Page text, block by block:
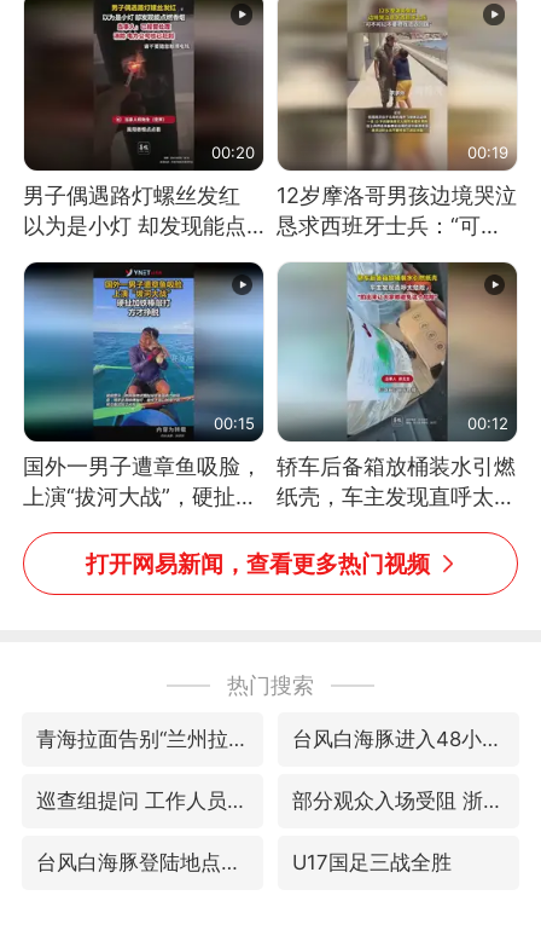
消息）
00:20
男子偶遇路灯螺丝发红
以为是小灯 却发现能点
燃香烟 当事人：已报警
处理
00:19
12岁摩洛哥男孩边境哭泣
恳求西班牙士兵：“可不
可以不要把我遣返回国”
00:15
国外一男子遭章鱼吸脸，
上演“拔河大战”，硬扯加
铁棒敲打方才挣脱
00:12
轿车后备箱放桶装水引燃
纸壳，车主发现直呼太危
险，“拍出来让大家都避
免这个危险”
打开网易新闻，查看更多热门视频
热门搜索
青海拉面告别“兰州拉面” 台风白海豚进入48小时警戒线
巡查组提问 工作人员偷用手机查答案 部分观众入场受阻 浙江省博物馆致歉
台风白海豚登陆地点更新 U17国足三战全胜